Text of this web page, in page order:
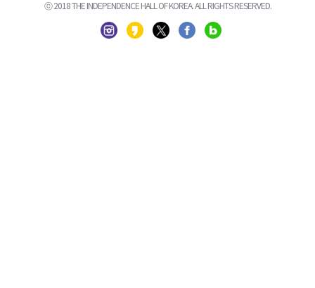
ⓒ 2018 THE INDEPENDENCE HALL OF KOREA. ALL RIGHTS RESERVED.